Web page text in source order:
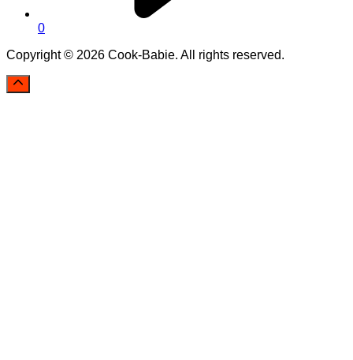
0
Copyright © 2026 Cook-Babie. All rights reserved.